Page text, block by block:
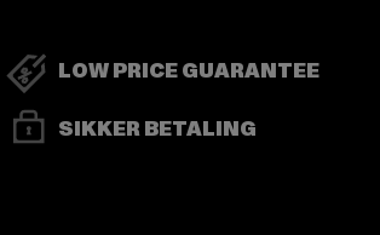
LOW PRICE GUARANTEE
SIKKER BETALING